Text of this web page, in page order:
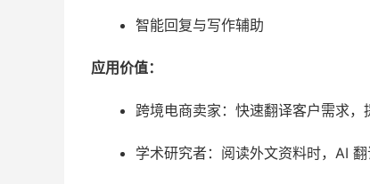
智能回复与写作辅助
应用价值：
跨境电商卖家：快速翻译客户需求，
学术研究者：阅读外文资料时，AI 翻